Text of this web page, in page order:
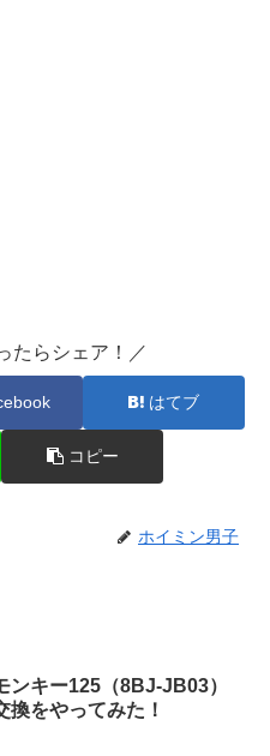
たらシェア！／
はてブ
コピー
ホイミン男子
ンキー125（8BJ-JB03）
換をやってみた！